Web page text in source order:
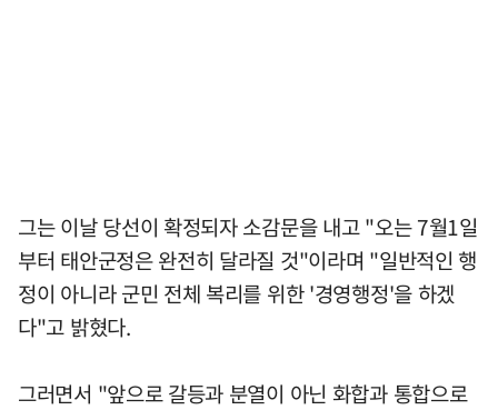
그는 이날 당선이 확정되자 소감문을 내고 "오는 7월1일
부터 태안군정은 완전히 달라질 것"이라며 "일반적인 행
정이 아니라 군민 전체 복리를 위한 '경영행정'을 하겠
다"고 밝혔다.
그러면서 "앞으로 갈등과 분열이 아닌 화합과 통합으로